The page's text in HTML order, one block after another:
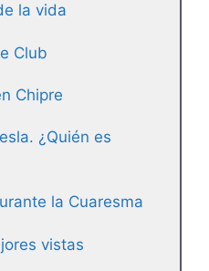
la vida
Club
Chipre
¿Quién es
la Cuaresma
vistas